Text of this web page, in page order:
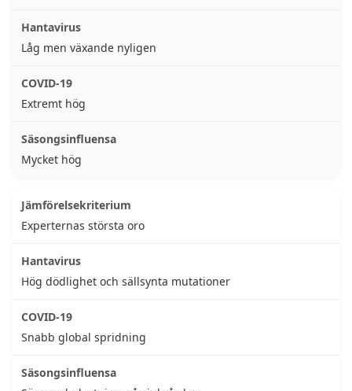
Låg men växande nyligen
Extremt hög
Mycket hög
Experternas största oro
Hög dödlighet och sällsynta mutationer
Snabb global spridning